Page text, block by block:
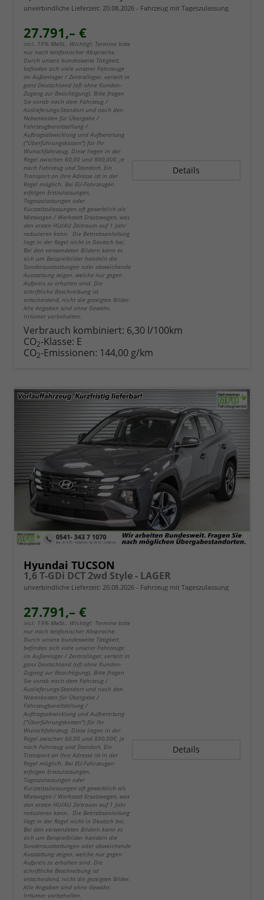
unverbindliche Lieferzeit: 20.08.2026 Fahrzeug mit Tageszulassung
27.791,– €
incl. 19% MwSt.. Wichtig!: Termine bitte
nur nach telefonischer Absprache.
Durch unsere bundesweite Tätigkeit,
befinden sich viele unserer Fahrzeuge
im Außenlager / Zentrallager, verteilt in
ganz Deutschland (oft ohne Kunden-
Zugang zur Besichtigung). Bitte fragen
Sie vorab nach dem Fahrzeug /
Auslieferungs-Standort und nach den
Nebenkosten für Übergabe /
Fahrzeugbereitstellung /
Auftragsabwicklung und Aufbereitung
("Überführungskosten") für Ihr
Wunschfahrzeug. Diese liegen in der
Regel zwischen 60,00 und 890,00€, je
nach Fahrzeug und Standort. Ein
Transport an Ihre Adresse ist in der
Regel möglich. Bei EU-Fahrzeugen
erfolgen Erstzulassungen,
Tageszulassungen oder
Kurzzeitzulassungen oft gewerblich als
Mietwagen / Werkstatt Ersatzwagen, was
den ersten HU/AU Zeitraum auf 1 Jahr
reduzieren kann. Die Betriebsanleitung
liegt in der Regel nicht in Deutsch bei.
Bei den verwendeten Bildern kann es
sich um Beispielbilder handeln die
Sonderausstattungen oder abweichende
Ausstattung zeigen, welche nur gegen
Aufpreis zu erhalten sind. Die
schriftliche Beschreibung ist
entscheidend, nicht die gezeigten Bilder.
Alle Angaben sind ohne Gewähr.
Irrtümer vorbehalten.
Details
Verbrauch kombiniert: 6,30 l/100km
CO2-Klasse: E
CO2-Emissionen: 144,00 g/km
Hyundai TUCSON
1,6 T-GDi DCT 2wd Style - LAGER
unverbindliche Lieferzeit: 20.08.2026 Fahrzeug mit Tageszulassung
27.791,– €
incl. 19% MwSt.. Wichtig!: Termine bitte
nur nach telefonischer Absprache.
Durch unsere bundesweite Tätigkeit,
befinden sich viele unserer Fahrzeuge
im Außenlager / Zentrallager, verteilt in
ganz Deutschland (oft ohne Kunden-
Zugang zur Besichtigung). Bitte fragen
Sie vorab nach dem Fahrzeug /
Auslieferungs-Standort und nach den
Nebenkosten für Übergabe /
Fahrzeugbereitstellung /
Auftragsabwicklung und Aufbereitung
("Überführungskosten") für Ihr
Wunschfahrzeug. Diese liegen in der
Regel zwischen 60,00 und 890,00€, je
nach Fahrzeug und Standort. Ein
Transport an Ihre Adresse ist in der
Regel möglich. Bei EU-Fahrzeugen
erfolgen Erstzulassungen,
Tageszulassungen oder
Kurzzeitzulassungen oft gewerblich als
Mietwagen / Werkstatt Ersatzwagen, was
den ersten HU/AU Zeitraum auf 1 Jahr
reduzieren kann. Die Betriebsanleitung
liegt in der Regel nicht in Deutsch bei.
Bei den verwendeten Bildern kann es
sich um Beispielbilder handeln die
Sonderausstattungen oder abweichende
Ausstattung zeigen, welche nur gegen
Aufpreis zu erhalten sind. Die
schriftliche Beschreibung ist
entscheidend, nicht die gezeigten Bilder.
Alle Angaben sind ohne Gewähr.
Irrtümer vorbehalten.
Details